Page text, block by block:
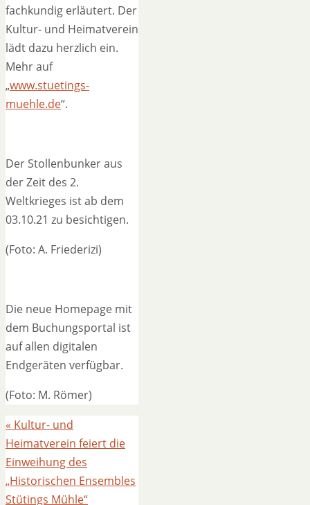
fachkundig erläutert. Der
Kultur- und Heimatverein
lädt dazu herzlich ein.
Mehr auf
„www.stuetings-
muehle.de“.
Der Stollenbunker aus
der Zeit des 2.
Weltkrieges ist ab dem
03.10.21 zu besichtigen.
(Foto: A. Friederizi)
Die neue Homepage mit
dem Buchungsportal ist
auf allen digitalen
Endgeräten verfügbar.
(Foto: M. Römer)
« Kultur- und
Heimatverein feiert die
Einweihung des
„Historischen Ensembles
Stütings Mühle“